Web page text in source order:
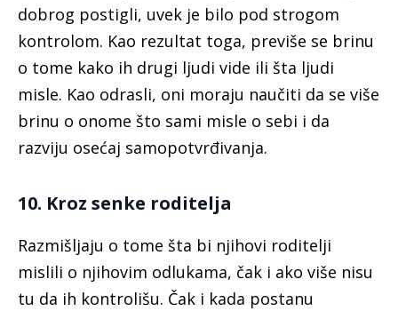
dobrog postigli, uvek je bilo pod strogom
kontrolom. Kao rezultat toga, previše se brinu
o tome kako ih drugi ljudi vide ili šta ljudi
misle. Kao odrasli, oni moraju naučiti da se više
brinu o onome što sami misle o sebi i da
razviju osećaj samopotvrđivanja.
10. Kroz senke roditelja
Razmišljaju o tome šta bi njihovi roditelji
mislili o njihovim odlukama, čak i ako više nisu
tu da ih kontrolišu. Čak i kada postanu